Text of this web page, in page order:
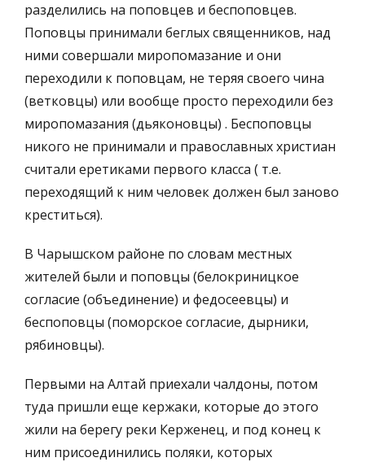
разделились на поповцев и беспоповцев.
Поповцы принимали беглых священников, над
ними совершали миропомазание и они
переходили к поповцам, не теряя своего чина
(ветковцы) или вообще просто переходили без
миропомазания (дьяконовцы) . Беспоповцы
никого не принимали и православных христиан
считали еретиками первого класса ( т.е.
переходящий к ним человек должен был заново
креститься).
В Чарышском районе по словам местных
жителей были и поповцы (белокриницкое
согласие (объединение) и федосеевцы) и
беспоповцы (поморское согласие, дырники,
рябиновцы).
Первыми на Алтай приехали чалдоны, потом
туда пришли еще кержаки, которые до этого
жили на берегу реки Керженец, и под конец к
ним присоединились поляки, которых